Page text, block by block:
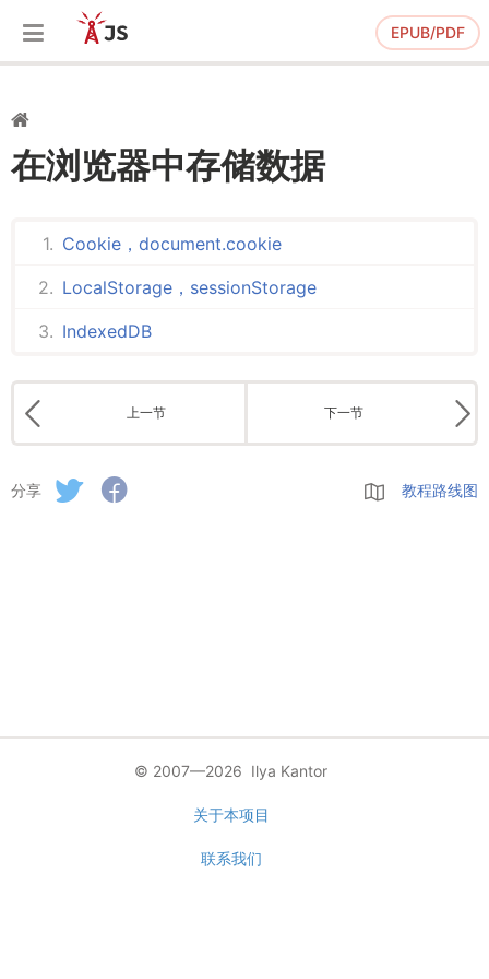
EPUB/PDF
在浏览器中存储数据
Cookie，document.cookie
LocalStorage，sessionStorage
IndexedDB
上一节 下一节
分享 教程路线图
© 2007—2026 Ilya Kantor
关于本项目
联系我们